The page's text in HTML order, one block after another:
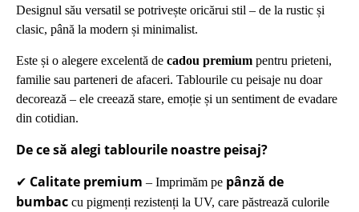
Designul său versatil se potrivește oricărui stil – de la rustic și
clasic, până la modern și minimalist.
Este și o alegere excelentă de cadou premium pentru prieteni,
familie sau parteneri de afaceri. Tablourile cu peisaje nu doar
decorează – ele creează stare, emoție și un sentiment de evadare
din cotidian.
De ce să alegi tablourile noastre peisaj?
✔ Calitate premium – Imprimăm pe pânză de
bumbac cu pigmenți rezistenți la UV, care păstrează culorile